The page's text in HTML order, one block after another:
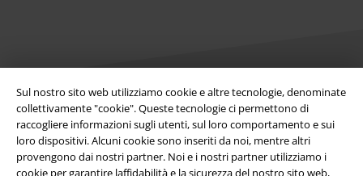
Sul nostro sito web utilizziamo cookie e altre tecnologie, denominate
collettivamente "cookie". Queste tecnologie ci permettono di
raccogliere informazioni sugli utenti, sul loro comportamento e sui
loro dispositivi. Alcuni cookie sono inseriti da noi, mentre altri
provengono dai nostri partner. Noi e i nostri partner utilizziamo i
cookie per garantire laffidabilità e la sicurezza del nostro sito web,
Info legali
Termini & Condizioni